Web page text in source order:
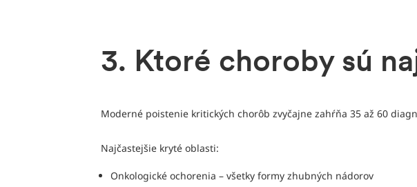
3. Ktoré choroby sú
Moderné poistenie kritických chorôb zvyčajne zahŕňa 35 až 60
Najčastejšie kryté oblasti:
Onkologické ochorenia – všetky formy zhubných nádorov